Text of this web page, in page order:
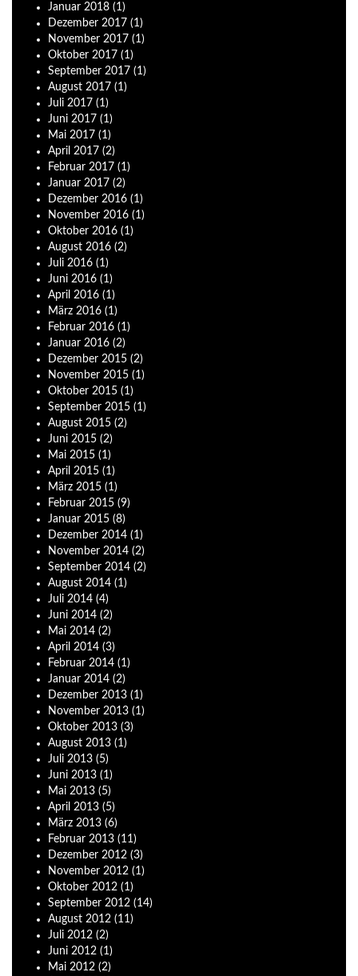
Januar 2018 (1)
Dezember 2017 (1)
November 2017 (1)
Oktober 2017 (1)
September 2017 (1)
August 2017 (1)
Juli 2017 (1)
Juni 2017 (1)
Mai 2017 (1)
April 2017 (2)
Februar 2017 (1)
Januar 2017 (2)
Dezember 2016 (1)
November 2016 (1)
Oktober 2016 (1)
August 2016 (2)
Juli 2016 (1)
Juni 2016 (1)
April 2016 (1)
März 2016 (1)
Februar 2016 (1)
Januar 2016 (2)
Dezember 2015 (2)
November 2015 (1)
Oktober 2015 (1)
September 2015 (1)
August 2015 (2)
Juni 2015 (2)
Mai 2015 (1)
April 2015 (1)
März 2015 (1)
Februar 2015 (9)
Januar 2015 (8)
Dezember 2014 (1)
November 2014 (2)
September 2014 (2)
August 2014 (1)
Juli 2014 (4)
Juni 2014 (2)
Mai 2014 (2)
April 2014 (3)
Februar 2014 (1)
Januar 2014 (2)
Dezember 2013 (1)
November 2013 (1)
Oktober 2013 (3)
August 2013 (1)
Juli 2013 (5)
Juni 2013 (1)
Mai 2013 (5)
April 2013 (5)
März 2013 (6)
Februar 2013 (11)
Dezember 2012 (3)
November 2012 (1)
Oktober 2012 (1)
September 2012 (14)
August 2012 (11)
Juli 2012 (2)
Juni 2012 (1)
Mai 2012 (2)